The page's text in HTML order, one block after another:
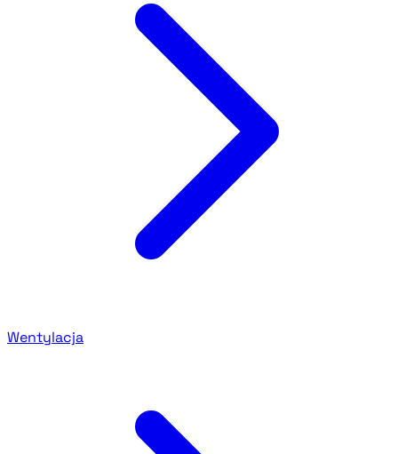
Wentylacja